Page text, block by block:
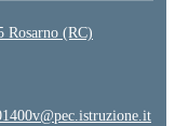
Rosarno (RC)